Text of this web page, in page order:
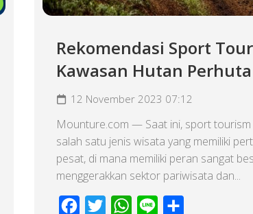
Rekomendasi Sport
Kawasan Hutan
12 November 2023 07:12
Mounture.com — Saat ini, sport tourism
salah satu jenis wisata yang memiliki
pesat, di mana memiliki peran sangat
menggerakkan sektor pariwisata dan...
Facebook
Twitter WhatsApp
Line